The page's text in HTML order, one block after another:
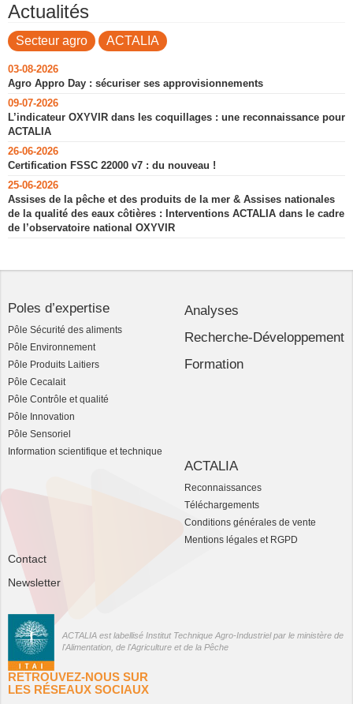
Actualités
Secteur agro ACTALIA
03-08-2026
Agro Appro Day : sécuriser ses approvisionnements
09-07-2026
L’indicateur OXYVIR dans les coquillages : une reconnaissance pour
ACTALIA
26-06-2026
Certification FSSC 22000 v7 : du nouveau !
25-06-2026
Assises de la pêche et des produits de la mer & Assises nationales
de la qualité des eaux côtières : Interventions ACTALIA dans le cadre
de l’observatoire national OXYVIR
Poles d’expertise
Pôle Sécurité des aliments
Pôle Environnement
Pôle Produits Laitiers
Pôle Cecalait
Pôle Contrôle et qualité
Pôle Innovation
Pôle Sensoriel
Information scientifique et technique
Analyses
Recherche-Développement
Formation
ACTALIA
Reconnaissances
Téléchargements
Conditions générales de vente
Mentions légales et RGPD
Contact
Newsletter
ACTALIA est labellisé Institut Technique Agro-Industriel par le ministère de
l'Alimentation, de l'Agriculture et de la Pêche
RETROUVEZ-NOUS SUR
LES RÉSEAUX SOCIAUX